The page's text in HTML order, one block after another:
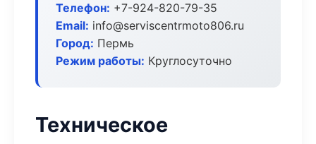
Телефон: +7-924-820-79-35
Email: info@serviscentrmoto806.ru
Город: Пермь
Режим работы: Круглосуточно
Техническое